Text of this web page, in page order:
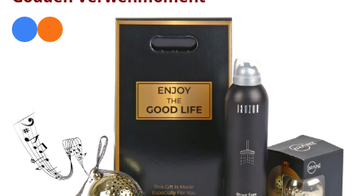
€40 tot €45
€55 tot €75
€75 tot €100